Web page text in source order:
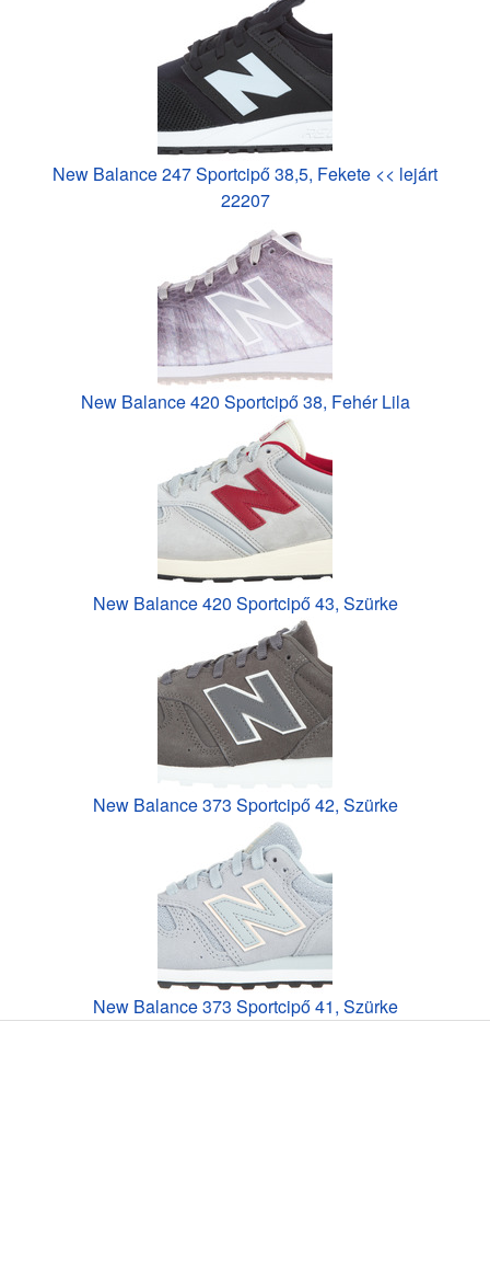
New Balance 247 Sportcipő 38,5, Fekete << lejárt
22207
New Balance 420 Sportcipő 38, Fehér Lila
New Balance 420 Sportcipő 43, Szürke
New Balance 373 Sportcipő 42, Szürke
New Balance 373 Sportcipő 41, Szürke